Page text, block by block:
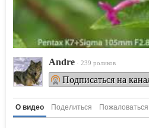
Andre · 239 роликов
Подписаться на
О видео Поделиться Пожаловаться